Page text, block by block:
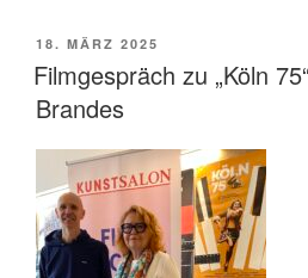
VERÖFFENTLICHT
AM
18. MÄRZ 2025
Filmgespräch zu „Köln
Brandes